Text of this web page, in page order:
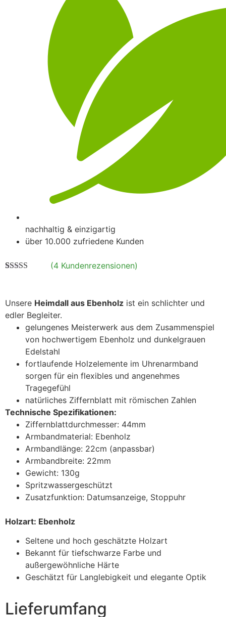
nachhaltig & einzigartig
über 10.000 zufriedene Kunden
auf
(4 Kundenrezensionen)
Unsere Heimdall aus Ebenholz ist ein schlichter und
edler Begleiter.
gelungenes Meisterwerk aus dem Zusammenspiel
von hochwertigem Ebenholz und dunkelgrauen
Edelstahl
fortlaufende Holzelemente im Uhrenarmband
sorgen für ein flexibles und angenehmes
Tragegefühl
natürliches Ziffernblatt mit römischen Zahlen
Technische Spezifikationen:
Ziffernblattdurchmesser: 44mm
Armbandmaterial: Ebenholz
Armbandlänge: 22cm (anpassbar)
Armbandbreite: 22mm
Gewicht: 130g
Spritzwassergeschützt
Zusatzfunktion: Datumsanzeige, Stoppuhr
Holzart: Ebenholz
Seltene und hoch geschätzte Holzart
Bekannt für tiefschwarze Farbe und
außergewöhnliche Härte
Geschätzt für Langlebigkeit und elegante Optik
Lieferumfang